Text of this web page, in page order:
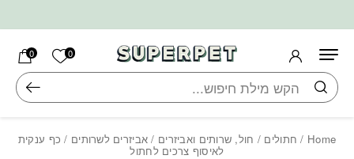
0 הרשימה
0
חיפוש
Home
/ חתולים / חול, שרותים ואביזרים / אביזרים לשרותים / כף ענקית
לאיסוף צרכים לחתול